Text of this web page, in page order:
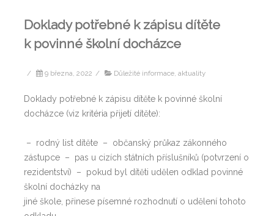
Doklady potřebné k zápisu dítěte
k povinné školní docházce
/ 9 března, 2022 / Důležité informace, aktuality
Doklady potřebné k zápisu dítěte k povinné školní
docházce (viz kritéria přijetí dítěte):
– rodný list dítěte – občanský průkaz zákonného
zástupce – pas u cizích státních příslušníků (potvrzení o
rezidentství) – pokud byl dítěti udělen odklad povinné
školní docházky na
jiné škole, přinese písemné rozhodnutí o udělení tohoto